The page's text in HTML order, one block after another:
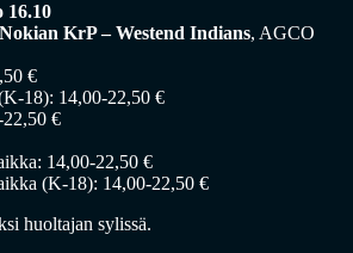
16.10
KrP – Westend Indians, AGCO
€
18): 14,00-22,50 €
€
14,00-22,50 €
(K-18): 14,00-22,50 €
huoltajan sylissä.